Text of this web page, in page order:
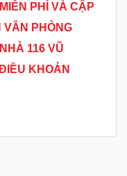
PHÍ VÀ CẬP
VĂN PHÒNG
116 VŨ
KHOẢN